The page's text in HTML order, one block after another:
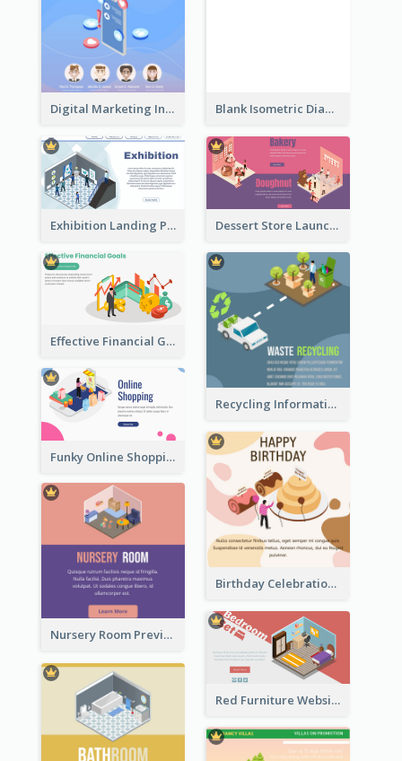
Digital Marketing Instagram Post With Isometric Graphics Blank Isometric Diagram
Exhibition Landing Page Dessert Store Launching Slide With Isometric Diagram
Effective Financial Goals Isometric Drawing
Recycling Information Graphic With Isometric Diagram
Funky Online Shopping Header With Isometric Diagram
Birthday Celebration Graphic With Cute Isometric Diagram
Nursery Room Preview With Isometric Diagram
Red Furniture Website Landing Page With Isometric Diagram